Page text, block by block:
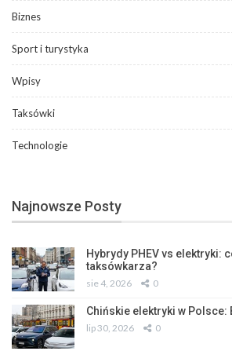
Biznes
Sport i turystyka
Wpisy
Taksówki
Technologie
Najnowsze Posty
Hybrydy PHEV vs elektryki:
taksówkarza?
sie 4, 2026 0
Chińskie elektryki w Polsce:
lip 30, 2026 0